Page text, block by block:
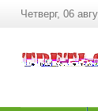
Четверг, 06